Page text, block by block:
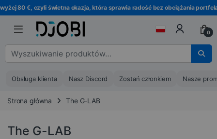
Przejdź do nawigacji
Przejdź do treści
80 €, czyli świetna okazja, która sprawia radość bez obciążania portfela.
0
Wyszukaj :
Obsługa klienta Nasz Discord Zostań członkiem Nasze
Strona główna The G-LAB
The G-LAB